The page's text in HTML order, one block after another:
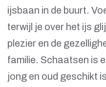
ijsbaan in de buurt.
terwijl je over het ijs
plezier en de
familie. Schaatsen is
jong en oud geschikt